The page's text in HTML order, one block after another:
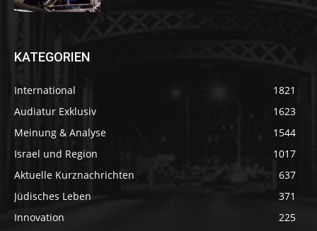
KATEGORIEN
International
1821
Audiatur Exklusiv
1623
Meinung & Analyse
1544
Israel und Region
1017
Aktuelle Kurznachrichten
637
Jüdisches Leben
371
Innovation
225